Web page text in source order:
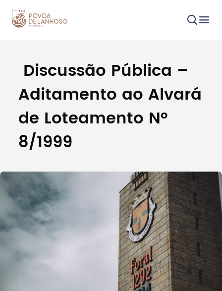
Procurar
Tipo de conteúdo
Filtros
Discussão Pública –
Aditamento ao Alvará
de Loteamento Nº
8/1999